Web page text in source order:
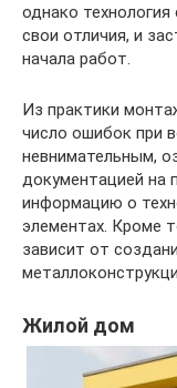
однако
свои отличия, и
начала работ.
Из практики
число ошибок при
невнимательным,
документацией на
информацию о
элементах. Кроме
зависит от
Жилой дом